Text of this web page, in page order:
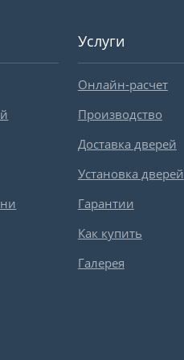
Услуги
Онлайн-расчет
Производство
Доставка дверей
Установка дверей
Гарантии
Как купить
Галерея